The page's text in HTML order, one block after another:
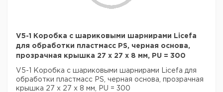
V5-1 Коробка с шариковыми шарнирами Licefa
для обработки пластмасс PS, черная основа,
прозрачная крышка 27 x 27 x 8 мм, PU = 300
V5-1 Коробка с шариковыми шарнирами Licefa для
обработки пластмасс PS, черная основа, прозрачная
крышка 27 x 27 x 8 мм, PU = 300